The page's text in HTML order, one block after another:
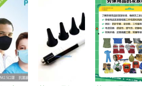
面
質首選
季度勞保用
品，安全行
車有保障